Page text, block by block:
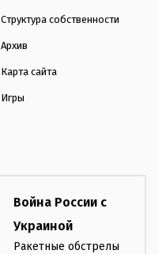
Структура собственности
Архив
Карта сайта
Игры
Война России с
Украиной
Ракетные обстрелы